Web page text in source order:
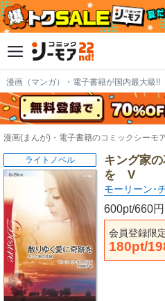
漫画（マンガ）・電子書籍が国内最大級!!
漫画(まんが)・電子書籍のコミックシーモ
キング家
を V
モーリーン･
600pt/660
会員登録限
180pt/
ライトノベル